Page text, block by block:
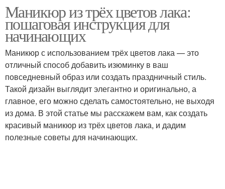
Маникюр из трёх цветов лака:
пошаговая инструкция для
начинающих
Маникюр с использованием трёх цветов лака — это
отличный способ добавить изюминку в ваш
повседневный образ или создать праздничный стиль.
Такой дизайн выглядит элегантно и оригинально, а
главное, его можно сделать самостоятельно, не выходя
из дома. В этой статье мы расскажем вам, как создать
красивый маникюр из трёх цветов лака, и дадим
полезные советы для начинающих.